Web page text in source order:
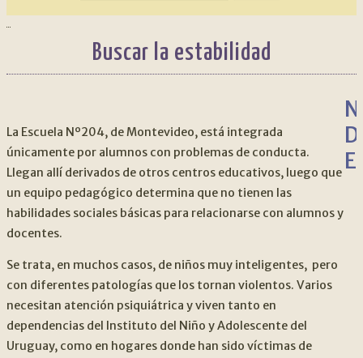
Buscar la estabilidad
La Escuela Nº204, de Montevideo, está integrada
únicamente por alumnos con problemas de conducta.
Llegan allí derivados de otros centros educativos, luego que
un equipo pedagógico determina que no tienen las
habilidades sociales básicas para relacionarse con alumnos y
docentes.
Se trata, en muchos casos, de niños muy inteligentes, pero
con diferentes patologías que los tornan violentos. Varios
necesitan atención psiquiátrica y viven tanto en
dependencias del Instituto del Niño y Adolescente del
Uruguay, como en hogares donde han sido víctimas de